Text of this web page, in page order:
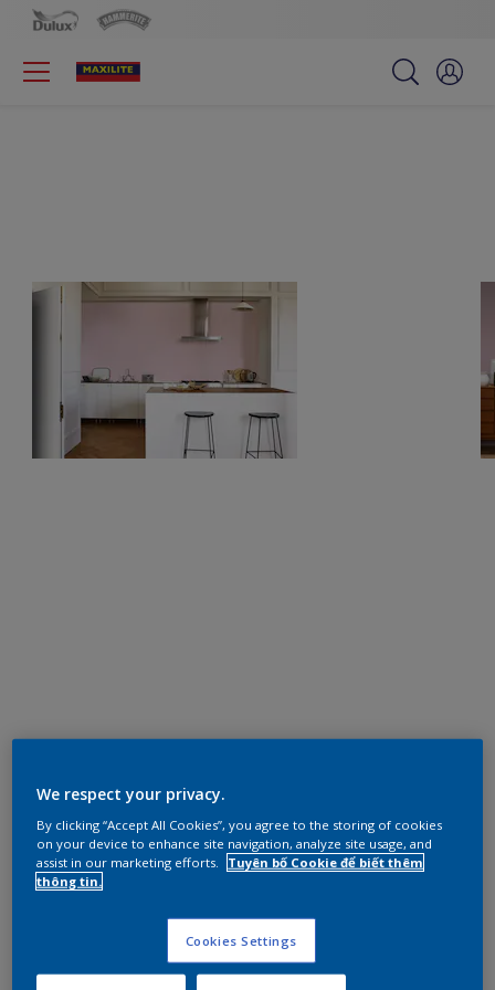
We respect your privacy.
By clicking “Accept All Cookies”, you agree to the storing of cookies
on your device to enhance site navigation, analyze site usage, and
assist in our marketing efforts.
Tuyên bố Cookie để biết thêm
thông tin.
Cookies Settings